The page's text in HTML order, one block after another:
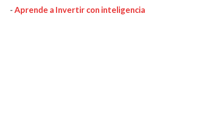
-Aprende a Invertir con inteligencia